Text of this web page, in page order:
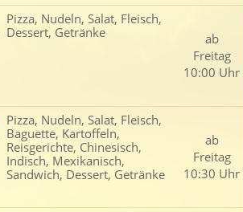
um :
Pizza, Nudeln, Salat, Fleisch,
Dessert, Getränke
ab
Freitag
10:00 Uhr
Pizza, Nudeln, Salat, Fleisch,
Baguette, Kartoffeln,
Reisgerichte, Chinesisch,
Indisch, Mexikanisch,
Sandwich, Dessert, Getränke
ab
Freitag
10:30 Uhr